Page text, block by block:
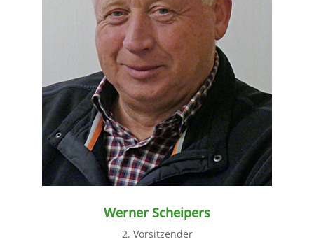
weiter lesen
Werner Scheipers
2. Vorsitzender